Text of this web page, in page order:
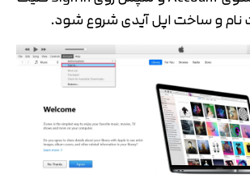
نام و ساخت اپل آیدی شروع شود.